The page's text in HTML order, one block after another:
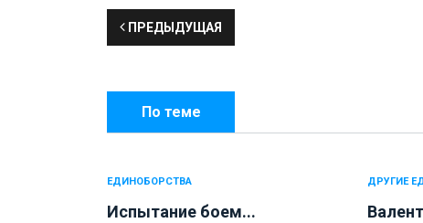
ПРЕДЫДУЩАЯ
По теме
ЕДИНОБОРСТВА
Испытание боем...
ДРУГИЕ